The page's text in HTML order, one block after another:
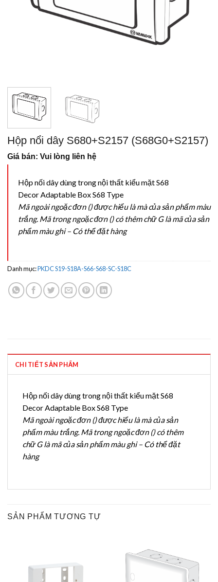
Hộp nổi dây S680+S2157 (S68G0+S2157)
Giá bán: Vui lòng liên hệ
Hộp nối dây dùng trong nội thất kiểu mặt S68
Decor Adaptable Box S68 Type
Mã ngoài ngoặc đơn () được hiểu là mà của sản phẩm màu
trắng. Mã trong ngoặc đơn () có thêm chữ G là mã của sản
phẩm màu ghi – Có thể đặt hàng
Danh mục:PKDC S19-S18A-S66-S68-SC-S18C
CHI TIẾT SẢN PHẨM
Hộp nối dây dùng trong nội thất kiểu mặt S68
Decor Adaptable Box S68 Type
Mã ngoài ngoặc đơn () được hiểu là mà của sản
phẩm màu trắng. Mã trong ngoặc đơn () có thêm
chữ G là mã của sản phẩm màu ghi – Có thể đặt
hàng
SẢN PHẨM TƯƠNG TỰ